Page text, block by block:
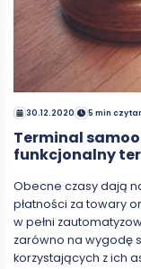
30.12.2020 5 min
Terminal
funkcjonalny
Obecne czasy dają
płatności za towary
w pełni
zarówno na wygodę
korzystających z ich